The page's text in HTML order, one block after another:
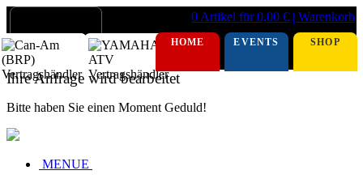
0 Artikel für 0,00 € | Warenkorb
HOME EVENTS SHOP
Ihre Anfrage wird bearbeitet
Bitte haben Sie einen Moment Geduld!
MENUE